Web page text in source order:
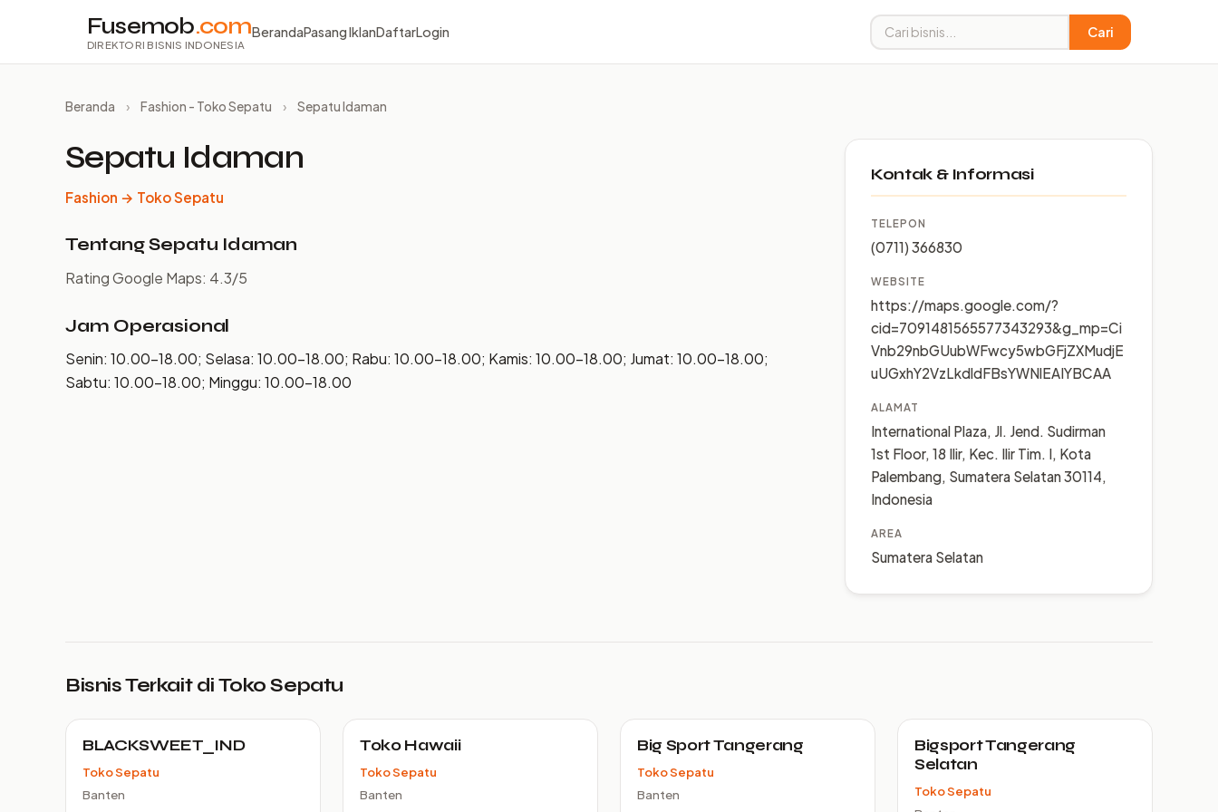
Fusemob.com
DIREKTORI BISNIS INDONESIA
BerandaPasang IklanDaftarLogin Cari
Beranda › Fashion - Toko Sepatu › Sepatu Idaman
Sepatu Idaman
Fashion → Toko Sepatu
Tentang Sepatu Idaman
Rating Google Maps: 4.3/5
Jam Operasional
Senin: 10.00–18.00; Selasa: 10.00–18.00; Rabu: 10.00–18.00; Kamis: 10.00–18.00; Jumat: 10.00–18.00;
Sabtu: 10.00–18.00; Minggu: 10.00–18.00
Kontak & Informasi
TELEPON
(0711) 366830
WEBSITE
https://maps.google.com/?
cid=7091481565577343293&g_mp=Ci
Vnb29nbGUubWFwcy5wbGFjZXMudjE
uUGxhY2VzLkdldFBsYWNlEAIYBCAA
ALAMAT
International Plaza, Jl. Jend. Sudirman
1st Floor, 18 Ilir, Kec. Ilir Tim. I, Kota
Palembang, Sumatera Selatan 30114,
Indonesia
AREA
Sumatera Selatan
Bisnis Terkait di Toko Sepatu
BLACKSWEET_IND
Toko Sepatu
Banten
Toko Hawaii
Toko Sepatu
Banten
Big Sport Tangerang
Toko Sepatu
Banten
Bigsport Tangerang
Selatan
Toko Sepatu